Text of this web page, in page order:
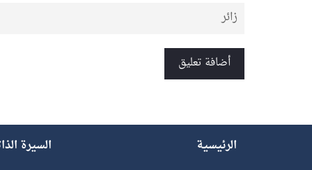
الرئيسية السيرة